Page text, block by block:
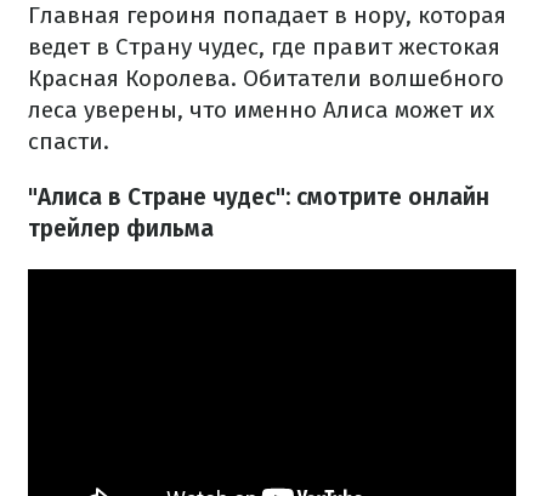
Главная героиня попадает в нору, которая
ведет в Страну чудес, где правит жестокая
Красная Королева. Обитатели волшебного
леса уверены, что именно Алиса может их
спасти.
"Алиса в Стране чудес": смотрите онлайн
трейлер фильма